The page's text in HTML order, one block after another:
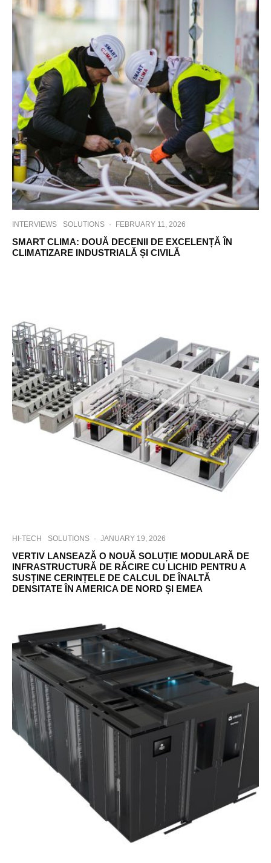
INTERVIEWS SOLUTIONS · FEBRUARY 11, 2026
SMART CLIMA: DOUĂ DECENII DE EXCELENȚĂ ÎN
CLIMATIZARE INDUSTRIALĂ ȘI CIVILĂ
HI-TECH SOLUTIONS · JANUARY 19, 2026
VERTIV LANSEAZĂ O NOUĂ SOLUȚIE MODULARĂ DE
INFRASTRUCTURĂ DE RĂCIRE CU LICHID PENTRU A
SUSȚINE CERINȚELE DE CALCUL DE ÎNALTĂ
DENSITATE ÎN AMERICA DE NORD ȘI EMEA